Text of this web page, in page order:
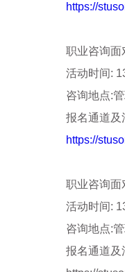
https://
职业咨询
活动时间:
咨询地点:
报名通道及
https://
职业咨询
活动时间:
咨询地点:
报名通道及